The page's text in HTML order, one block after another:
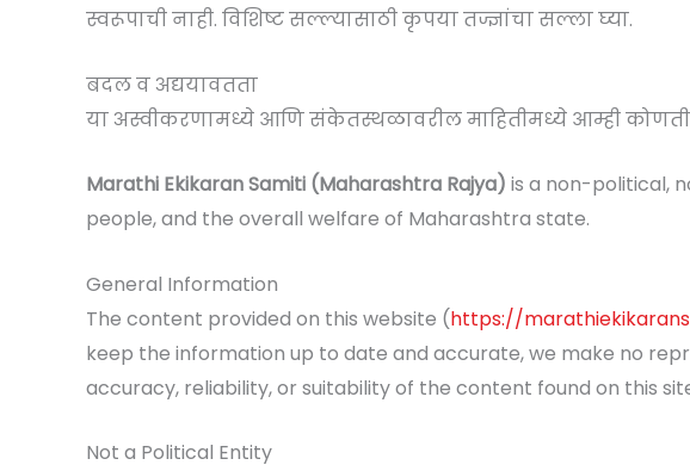
स्वरूपाची नाही. विशिष्ट सल्ल्यासाठी कृपया तज्ज्ञांचा सल्ला घ्या.
बदल व अद्ययावतता
या अस्वीकरणामध्ये आणि संकेतस्थळावरील माहितीमध्ये आम्ही
Marathi Ekikaran Samiti (Maharashtra Rajya) is a non-political,
people, and the overall welfare of Maharashtra state.
General Information
The content provided on this website (https://
keep the information up to date and accurate, we make no
accuracy, reliability, or suitability of the content found on this
Not a Political Entity